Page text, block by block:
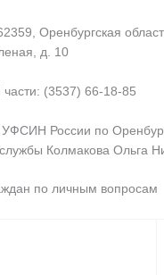
Оренбургская
д. 10
(3537) 66-18-85
России по
Колмакова Ольга
по личным вопросам